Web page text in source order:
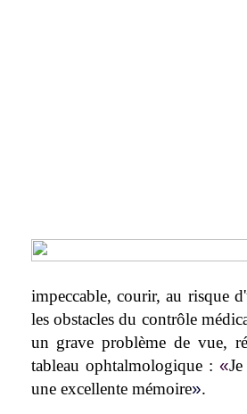
impeccable, courir, au risque
les obstacles du contrôle
un grave problème de vue,
tableau ophtalmologique :«
une excellente mémoire».